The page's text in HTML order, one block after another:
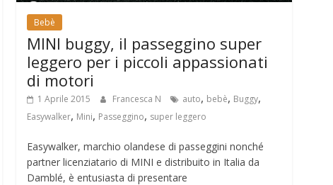
Bebè
MINI buggy, il passeggino super
leggero per i piccoli appassionati
di motori
1 Aprile 2015 Francesca N auto, bebè, Buggy,
Easywalker, Mini, Passeggino, super leggero
Easywalker, marchio olandese di passeggini nonché
partner licenziatario di MINI e distribuito in Italia da
Damblé, è entusiasta di presentare